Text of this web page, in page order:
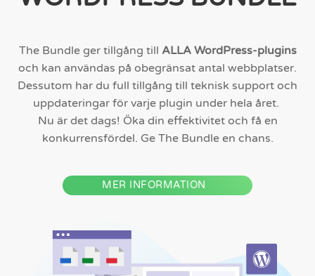
The Bundle ger tillgång till ALLA WordPress-plugins
och kan användas på obegränsat antal webbplatser.
Dessutom har du full tillgång till teknisk support och
uppdateringar för varje plugin under hela året.
Nu är det dags! Öka din effektivitet och få en
konkurrensfördel. Ge The Bundle en chans.
MER INFORMATION